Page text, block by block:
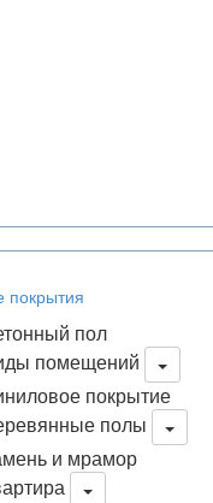
покрытия
пол
помещений
покрытие
полы
и мрамор